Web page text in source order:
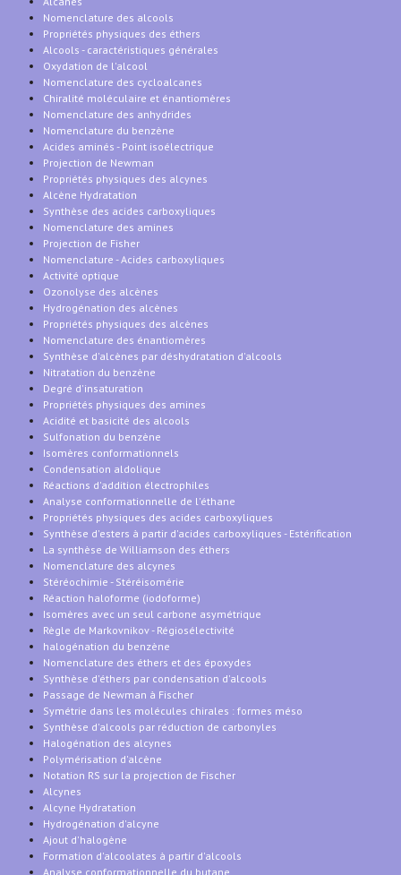
Nomenclature des alcools
Propriétés physiques des éthers
Alcools - caractéristiques générales
Oxydation de l'alcool
Nomenclature des cycloalcanes
Chiralité moléculaire et énantiomères
Nomenclature des anhydrides
Nomenclature du benzène
Acides aminés - Point isoélectrique
Projection de Newman
Propriétés physiques des alcynes
Alcène Hydratation
Synthèse des acides carboxyliques
Nomenclature des amines
Projection de Fisher
Nomenclature - Acides carboxyliques
Activité optique
Ozonolyse des alcènes
Hydrogénation des alcènes
Propriétés physiques des alcènes
Nomenclature des énantiomères
Synthèse d'alcènes par déshydratation d'alcools
Nitratation du benzène
Degré d'insaturation
Propriétés physiques des amines
Acidité et basicité des alcools
Sulfonation du benzène
Isomères conformationnels
Condensation aldolique
Réactions d'addition électrophiles
Analyse conformationnelle de l'éthane
Propriétés physiques des acides carboxyliques
Synthèse d'esters à partir d'acides carboxyliques - Estérification
La synthèse de Williamson des éthers
Nomenclature des alcynes
Stéréochimie - Stéréisomérie
Réaction haloforme (iodoforme)
Isomères avec un seul carbone asymétrique
Règle de Markovnikov - Régiosélectivité
halogénation du benzène
Nomenclature des éthers et des époxydes
Synthèse d'éthers par condensation d'alcools
Passage de Newman à Fischer
Symétrie dans les molécules chirales : formes méso
Synthèse d'alcools par réduction de carbonyles
Halogénation des alcynes
Polymérisation d'alcène
Notation RS sur la projection de Fischer
Alcynes
Alcyne Hydratation
Hydrogénation d'alcyne
Ajout d'halogène
Formation d'alcoolates à partir d'alcools
Analyse conformationnelle du butane